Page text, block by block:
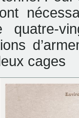
quatre-
cages